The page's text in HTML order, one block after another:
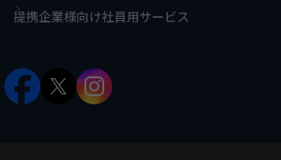
提携企業様向け社員用サービス